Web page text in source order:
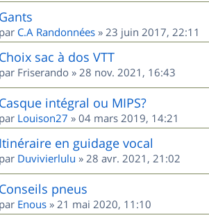
Gants
par C.A Randonnées » 23 juin 2017, 22:11
Choix sac à dos VTT
par Friserando » 28 nov. 2021, 16:43
Casque intégral ou MIPS?
par Louison27 » 04 mars 2019, 14:21
Itinéraire en guidage vocal
par Duvivierlulu » 28 avr. 2021, 21:02
Conseils pneus
par Enous » 21 mai 2020, 11:10